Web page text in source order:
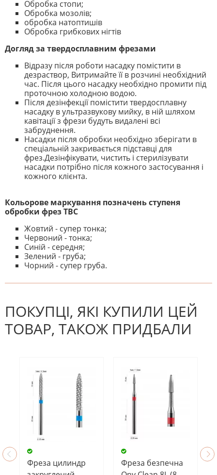
Обробка стопи;
Обробка мозолів;
обробка натоптишів
Обробка грибкових нігтів
Догляд за твердосплавним фрезами
Відразу після роботи насадку помістити в
дезраствор, Витримайте її в розчині необхідний
час. Після цього насадку необхідно промити під
проточною холодною водою.
Після дезінфекції помістити твердосплавну
насадку в ультразвукову мийку, в ній шляхом
кавітації з фрези будуть видалені всі
забруднення.
Насадки після обробки необхідно зберігати в
спеціальній закривається підставці для
фрез.Дезінфікувати, чистить і стерилізувати
насадки потрібно після кожного застосування і
кожного клієнта.
Кольорове маркування позначень ступеня
обробки фрез ТВС
Жовтий - супер тонка;
Червоний - тонка;
Синій - середня;
Зелений - груба;
Чорний - супер груба.
На даний час немає відгуків. Ви
ПОКУПЦІ, ЯКІ КУПИЛИ ЦЕЙ
ТОВАР, ТАКОЖ ПРИДБАЛИ
Фреза цилиндр
Фреза безпечна